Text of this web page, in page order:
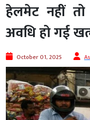
हेलमेट नहीं
अवधि हो गई
October 01, 2025